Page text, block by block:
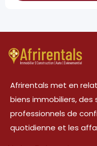
Afrirentals met en
biens immobiliers, des
professionnels de
quotidienne et les